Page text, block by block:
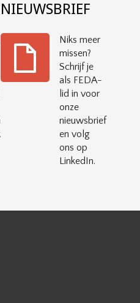
NIEUWSBRIEF
Niks meer
missen?
Schrijf je
als FEDA-
lid in voor
onze
nieuwsbrief
en volg
ons op
LinkedIn.